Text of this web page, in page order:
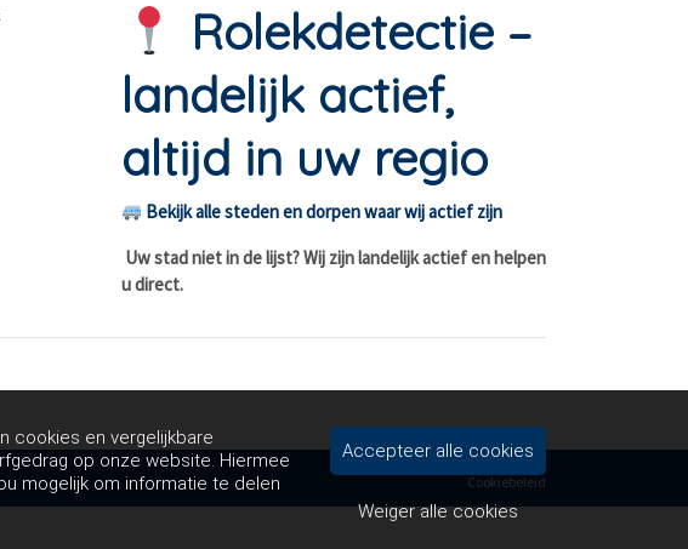
Rolekdetectie –
landelijk actief,
altijd in uw regio
Bekijk alle steden en dorpen waar wij actief zijn
Uw stad niet in de lijst? Wij zijn landelijk actief en helpen
u direct.
Cookiebeleid
cookies en vergelijkbare
op onze website. Hiermee
mogelijk om informatie te delen
Accepteer alle cookies
Weiger alle cookies